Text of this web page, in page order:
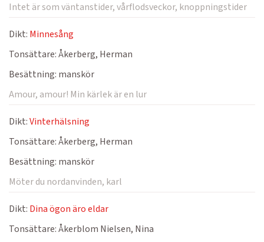
Intet är som väntanstider, vårflodsveckor, knoppningstider
Dikt: Minnesång
Tonsättare:Åkerberg, Herman
Besättning: manskör
Amour, amour! Min kärlek är en lur
Dikt:Vinterhälsning
Tonsättare:Åkerberg, Herman
Besättning: manskör
Möter du nordanvinden, karl
Dikt: Dina ögon äro eldar
Tonsättare:Åkerblom Nielsen, Nina